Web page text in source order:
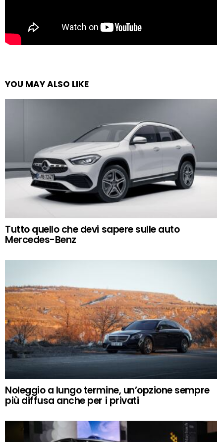
YOU MAY ALSO LIKE
Tutto quello che devi sapere sulle auto
Mercedes-Benz
Noleggio a lungo termine, un’opzione sempre
più diffusa anche per i privati